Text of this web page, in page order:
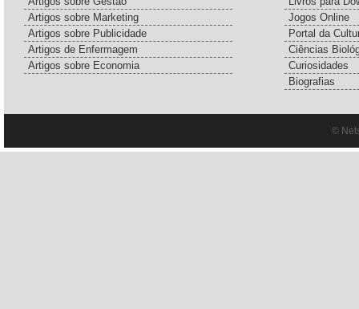
Artigos sobre Marketing
Artigos sobre Publicidade
Artigos de Enfermagem
Artigos sobre Economia
Jogos Online
Portal da
Ciências
Curiosidades
Biografias
©